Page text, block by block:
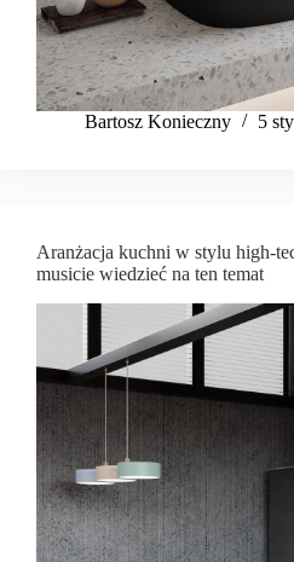
Bartosz Konieczny 5
Aranżacja kuchni w stylu high-
musicie wiedzieć na ten temat